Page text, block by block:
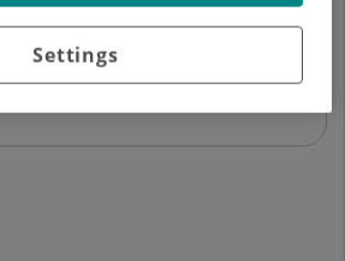
profesional
Settings